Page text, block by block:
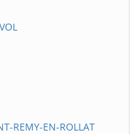
REMY-EN-ROLLAT